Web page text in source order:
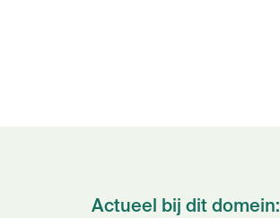
Actueel bij dit domein: